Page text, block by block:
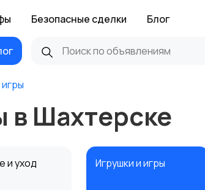
Безопасные сделки Блог
в Шахтерске
и уход Игрушки и игры